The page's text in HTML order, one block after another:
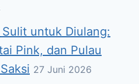
untuk Diulang:
Pink, dan Pulau
27 Juni 2026